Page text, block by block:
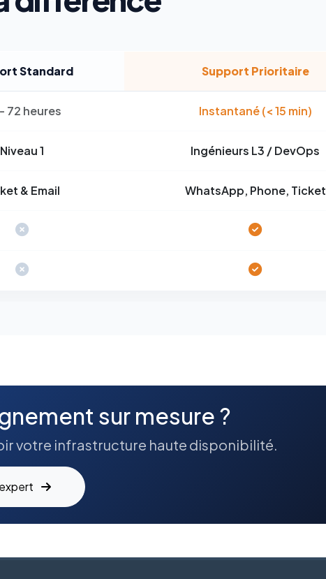
Standard Support Prioritaire
72 heures Instantané (< 15 min)
Niveau 1 Ingénieurs L3 / DevOps
& Email WhatsApp, Phone, Ticket
sur mesure ?
votre infrastructure haute disponibilité.